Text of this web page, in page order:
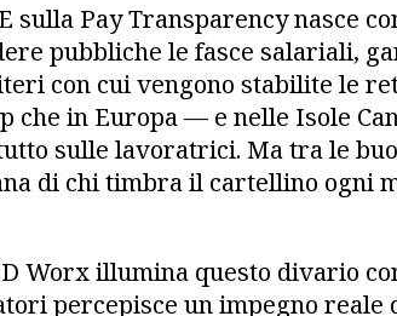
sulla Pay Transparency nasce
pubbliche le fasce salariali,
con cui vengono stabilite le
che in Europa — e nelle Isole
sulle lavoratrici. Ma tra le
di chi timbra il cartellino ogni
Worx illumina questo divario
percepisce un impegno